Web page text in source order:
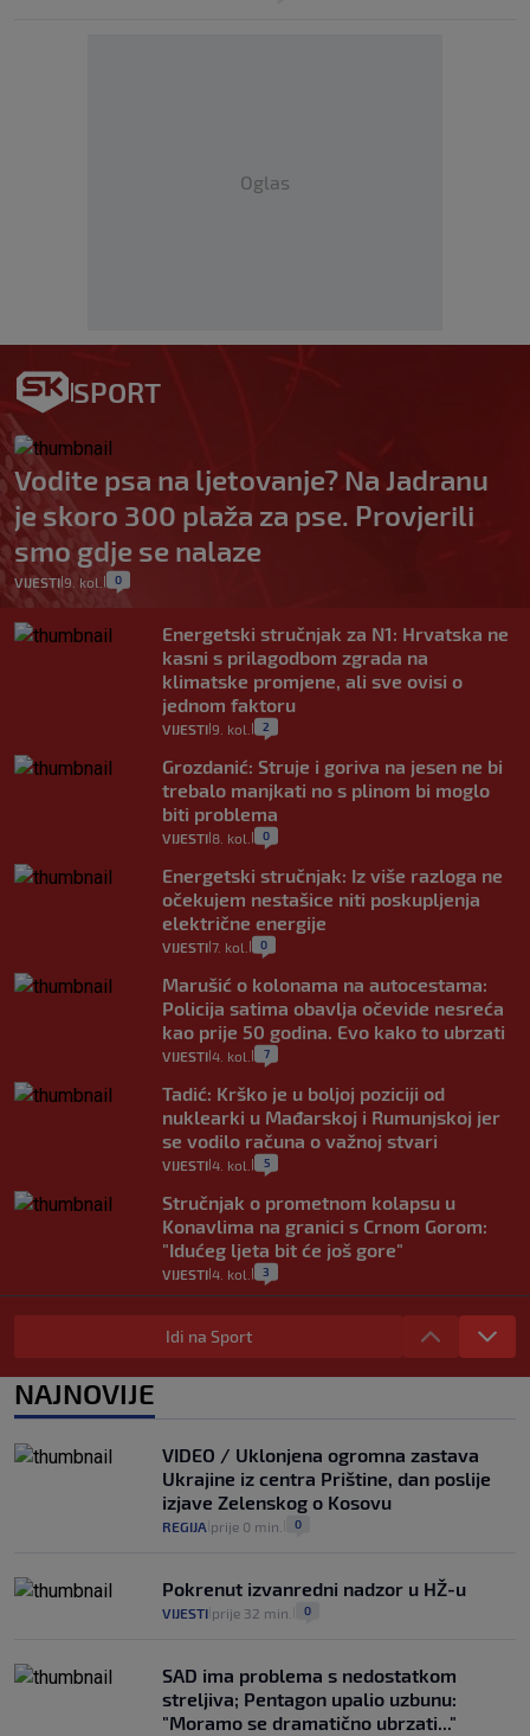
Oglas
SPORT
Vodite psa na ljetovanje? Na Jadranu
je skoro 300 plaža za pse. Provjerili
smo gdje se nalaze
VIJESTI 9. kol. 0
Energetski stručnjak za N1: Hrvatska ne
kasni s prilagodbom zgrada na
klimatske promjene, ali sve ovisi o
jednom faktoru
VIJESTI 9. kol. 2
Grozdanić: Struje i goriva na jesen ne bi
trebalo manjkati no s plinom bi moglo
biti problema
VIJESTI 8. kol. 0
Energetski stručnjak: Iz više razloga ne
očekujem nestašice niti poskupljenja
električne energije
VIJESTI 7. kol. 0
Marušić o kolonama na autocestama:
Policija satima obavlja očevide nesreća
kao prije 50 godina. Evo kako to ubrzati
VIJESTI 4. kol. 7
Tadić: Krško je u boljoj poziciji od
nuklearki u Mađarskoj i Rumunjskoj jer
se vodilo računa o važnoj stvari
VIJESTI 4. kol. 5
Stručnjak o prometnom kolapsu u
Konavlima na granici s Crnom Gorom:
"Idućeg ljeta bit će još gore"
VIJESTI 4. kol. 3
Iz Hrvatske u Italiju može se i preko
mora. Provjerili smo brodske linije i
2
rajčica košta deset eura: "Nećete ih
vidjeti na akcijama u trgovinama"
VIJESTI 8
Idi na Sport
NAJNOVIJE
VIDEO / Uklonjena ogromna zastava
Ukrajine iz centra Prištine, dan poslije
izjave Zelenskog o Kosovu
REGIJA prije 0 min. 0
Pokrenut izvanredni nadzor u HŽ-u
VIJESTI prije 32 min. 0
SAD ima problema s nedostatkom
streljiva; Pentagon upalio uzbunu:
"Moramo se dramatično ubrzati..."